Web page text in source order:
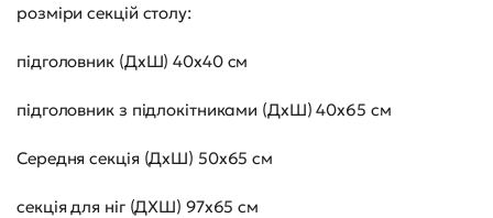
розміри секцій столу:
підголовник (ДхШ) 40х40 см
підголовник з підлокітниками (ДхШ) 40х65 см
Середня секція (ДхШ) 50х65 см
секція для ніг (ДХШ) 97х65 см